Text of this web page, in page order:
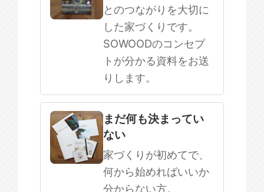
とのつながりを大切に
した家づくりです。
SOWOODのコンセプ
トが分かる資料をお送
りします。
まだ何も決まってい
ない
家づくりが初めてで、
何から始めればいいか
分からない方。